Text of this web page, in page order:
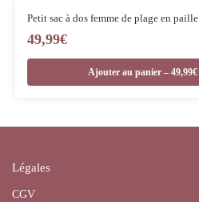
Petit sac à dos femme de plage en paille
49,99€
Ajouter au panier – 49,99€
Légales
CGV